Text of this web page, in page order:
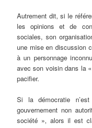
Autrement dit, si le
les opinions et de
sociales, son
une mise en discussion
à un personnage
avec son voisin dans la
pacifier.
Si la démocratie
gouvernement non
société », alors il est